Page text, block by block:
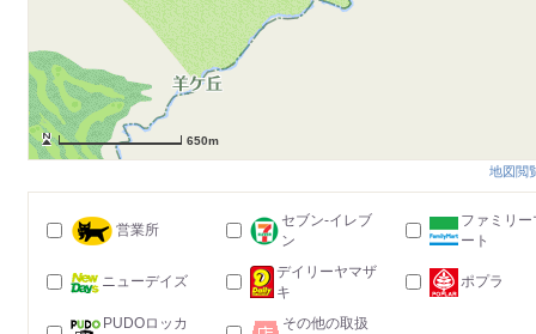
650m
地図閲
営業所
セブン-イレブ
ン
ファミリー
ート
ニューデイズ
デイリーヤマザ
キ
ポプラ
PUDOロッカ
その他の取扱